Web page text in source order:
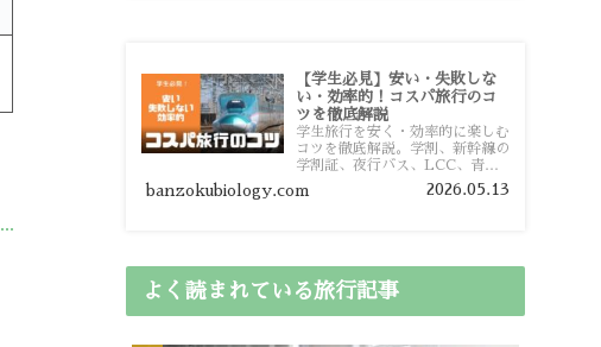
【学生必見】安い・失敗しな
い・効率的！コスパ旅行のコ
ツを徹底解説
学生旅行を安く・効率的に楽しむ
コツを徹底解説。学割、新幹線の
学割証、夜行バス、LCC、青春
18きっぷ、レンタカー割り勘な
ど、学生向けの節約旅行術を詳し
banzokubiology.com 2026.05.13
よく読まれている旅行記事